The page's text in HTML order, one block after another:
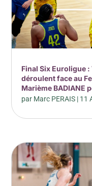
Final Six Euroligue :
déroulent face au
Marième BADIANE
par Marc PERAIS | 11